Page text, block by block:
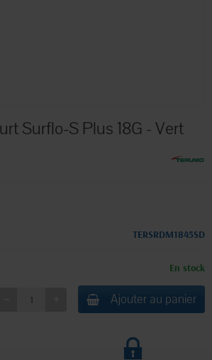
Surflo-S Plus 18G - Vert
TERSRDM1845SD
En stock
Ajouter au panier